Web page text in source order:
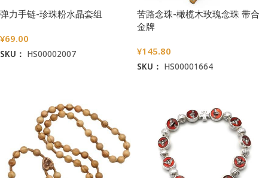
弹力手链-珍珠粉水晶套组
¥69.00
SKU： HS00002007
苦路念珠-橄榄木玫瑰念珠 带合
金牌
¥145.80
SKU： HS00001664